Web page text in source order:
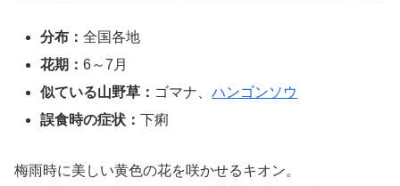
分布：全国各地
花期：6～7月
似ている山野草： ゴマナ、ハンゴンソウ
誤食時の症状：下痢
梅雨時に美しい黄色の花を咲かせるキオン。